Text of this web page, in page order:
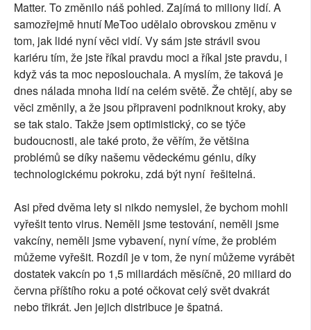
Matter. To změnilo náš pohled. Zajímá to miliony lidí. A
samozřejmě hnutí MeToo udělalo obrovskou změnu v
tom, jak lidé nyní věci vidí. Vy sám jste strávil svou
kariéru tím, že jste říkal pravdu moci a říkal jste pravdu, i
když vás ta moc neposlouchala. A myslím, že taková je
dnes nálada mnoha lidí na celém světě. Že chtějí, aby se
věci změnily, a že jsou připraveni podniknout kroky, aby
se tak stalo. Takže jsem optimistický, co se týče
budoucnosti, ale také proto, že věřím, že většina
problémů se díky našemu vědeckému géniu, díky
technologickému pokroku, zdá být nyní řešitelná.
Asi před dvěma lety si nikdo nemyslel, že bychom mohli
vyřešit tento virus. Neměli jsme testování, neměli jsme
vakcíny, neměli jsme vybavení, nyní víme, že problém
můžeme vyřešit. Rozdíl je v tom, že nyní můžeme vyrábět
dostatek vakcín po 1,5 miliardách měsíčně, 20 miliard do
června příštího roku a poté očkovat celý svět dvakrát
nebo třikrát. Jen jejich distribuce je špatná.